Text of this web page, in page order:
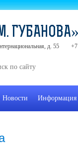
д. 55
Новости Информация